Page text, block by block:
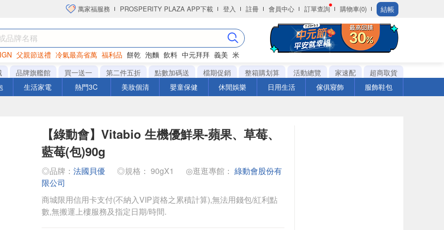
萬家福服務 PROSPERITY PLAZA APP下載 登入 註冊 會員中心 訂單查詢 購物車(0) 結帳
父親節送禮 冷氣最高省萬 福利品 餅乾 泡麵 飲料 中元拜拜 義美 米
洋芋片
品牌旗艦館 買一送一 第二件五折 點數加碼送 檔期促銷 整箱購划算 活動總覽 家速配
超商取貨
生活家電 熱門3C 美妝個清 嬰童保健 休閒娛樂 日用生活 傢俱寢飾 服飾鞋包
【綠動會】Vitabio 生機優鮮果-蘋果、草莓、
藍莓(包)90g
◎品牌： 法國貝優 ◎規格： 90gX1 ◎逛逛專館： 綠動會股份有
限公司
商城限用信用卡支付(不納入VIP資格之累積計算),無法用錢包/紅利點
數,無搬運上樓服務及指定日期/時間.